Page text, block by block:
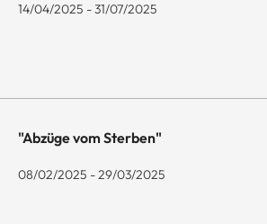
14/04/2025 - 31/07/2025
"Abzüge vom Sterben"
08/02/2025 - 29/03/2025